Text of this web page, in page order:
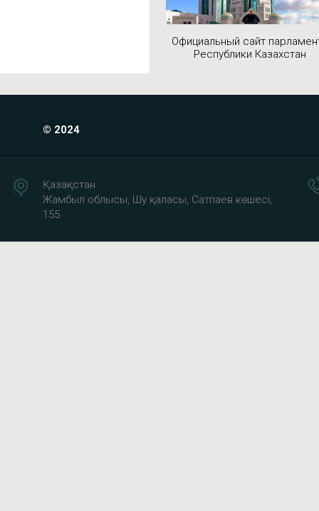
Официальный сайт
Республики Казахстан
© 2024
Қазақстан
Жамбыл облысы, Шу қаласы, Сатпаев көшесі,
155